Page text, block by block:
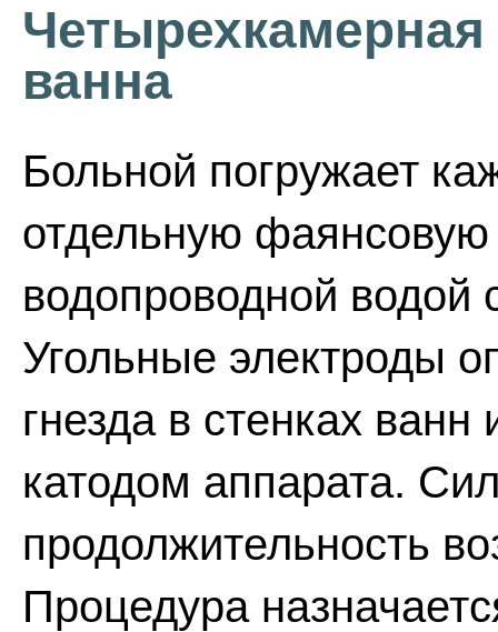
Четырехкамерная
ванна
Больной погружает
отдельную
водопроводной водой
Угольные электроды
гнезда в стенках
катодом аппарата.
продолжительность
Процедура